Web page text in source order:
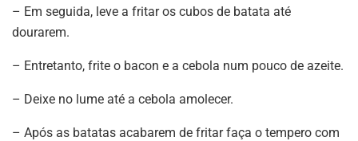
– Em seguida, leve a fritar os cubos de batata até
dourarem.
– Entretanto, frite o bacon e a cebola num pouco de azeite.
– Deixe no lume até a cebola amolecer.
– Após as batatas acabarem de fritar faça o tempero com